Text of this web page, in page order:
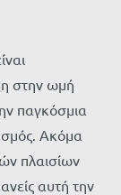
στην ωμή
παγκόσμια
Ακόμα
πλαισίων
αυτή την